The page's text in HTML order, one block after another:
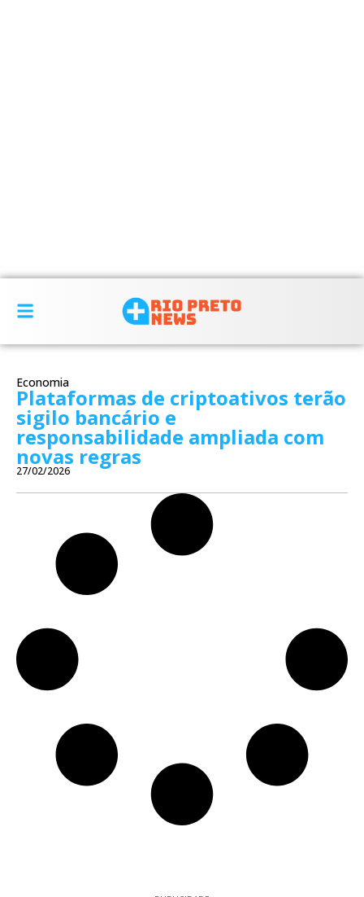
Economia
Plataformas de criptoativos terão
sigilo bancário e
responsabilidade ampliada com
novas regras
27/02/2026